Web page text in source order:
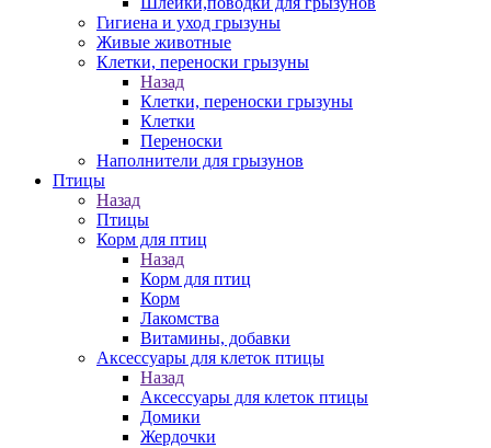
Гигиена и уход грызуны
Живые животные
Клетки, переноски грызуны
Назад
Клетки, переноски грызуны
Клетки
Переноски
Наполнители для грызунов
Птицы
Назад
Птицы
Корм для птиц
Назад
Корм для птиц
Корм
Лакомства
Витамины, добавки
Аксессуары для клеток птицы
Назад
Аксессуары для клеток птицы
Домики
Жердочки